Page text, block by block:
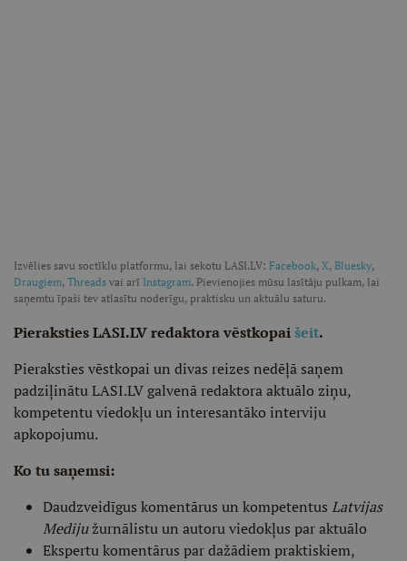
Izvēlies savu soctīklu platformu, lai sekotu LASI.LV: Facebook, X, Bluesky,
Draugiem, Threads vai arī Instagram. Pievienojies mūsu lasītāju pulkam, lai
saņemtu īpaši tev atlasītu noderīgu, praktisku un aktuālu saturu.
Pieraksties LASI.LV redaktora vēstkopaišeit.
Pieraksties vēstkopai un divas reizes nedēļā saņem
padziļinātu LASI.LV galvenā redaktora aktuālo ziņu,
kompetentu viedokļu un interesantāko interviju
apkopojumu.
Ko tu saņemsi:
Daudzveidīgus komentārus un kompetentus Latvijas
Medijužurnālistu un autoru viedokļus par aktuālo
Ekspertu komentārus par dažādiem praktiskiem,